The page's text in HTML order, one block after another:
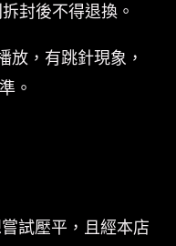
封後不得退換。
放，有跳針現象，
。
試壓平，且經本店